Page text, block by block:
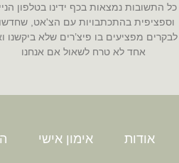
כל התשובות נמצאות בכף ידינו בטלפון
וספציפית בהתכתבויות עם הצ'אט,
לבקרים מפציעים בו פיצ’רים שלא ביקשנו
אחד לא טרח לשאול אם אנחנו
אודות אימון אישי